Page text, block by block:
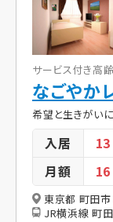
サービス付き高
なごやか
希望と生きがい
入居 13
月額 16
東京都 町田
JR横浜線 町